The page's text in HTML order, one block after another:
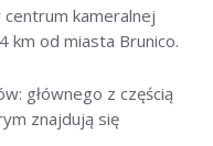
kameralnej
km od miasta Brunico.
głównego z częścią
znajdują się